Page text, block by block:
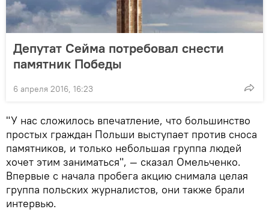
Депутат Сейма потребовал снести
памятник Победы
6 апреля 2016, 16:23
"У нас сложилось впечатление, что большинство
простых граждан Польши выступает против сноса
памятников, и только небольшая группа людей
хочет этим заниматься", — сказал Омельченко.
Впервые с начала пробега акцию снимала целая
группа польских журналистов, они также брали
интервью.